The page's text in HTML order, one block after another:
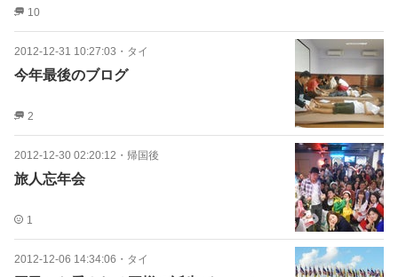
10
2012-12-31 10:27:03 ・ タイ
今年最後のブログ
2
2012-12-30 02:20:12 ・ 帰国後
旅人忘年会
1
2012-12-06 14:34:06 ・ タイ